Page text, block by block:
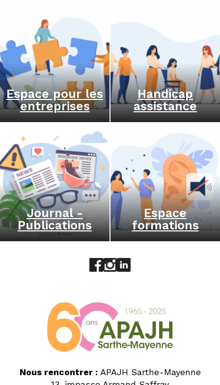
Espace pour les
entreprises
Handicap
assistance
Journal -
Publications
Espace
formations
Aller sur le réseau social
Aller sur le réseau social
Aller sur le réseau
Nous rencontrer : APAJH Sarthe-Mayenne